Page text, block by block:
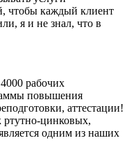
чтобы каждый клиент
я и не знал, что в
рабочих
повышения
аттестации!
цинковых,
одним из наших